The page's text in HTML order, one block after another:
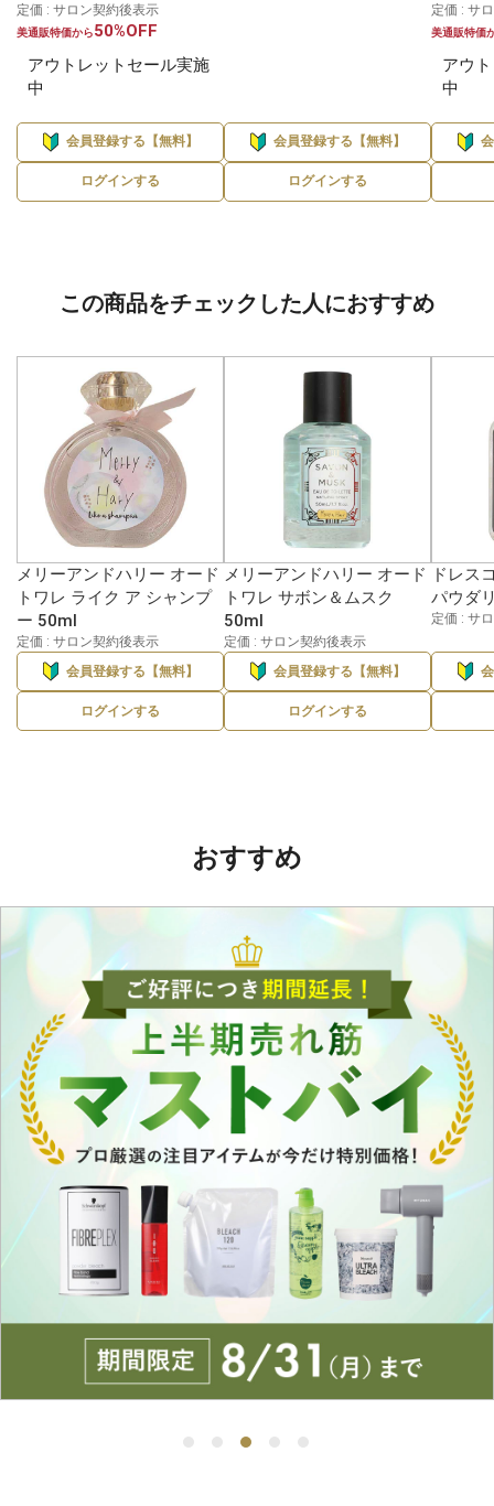
定価 : サロン契約後表示
美通販特価から50%OFF
アウトレットセール実施
中
会員登録する【無料】
ログインする
会員登録する【無料】
ログインする
定価 : サ
美通販特価
アウ
中
この商品をチェックした人におすすめ
メリーアンドハリー オード
トワレ ライク ア シャンプ
ー 50ml
定価 : サロン契約後表示
会員登録する【無料】
ログインする
メリーアンドハリー オード
トワレ サボン＆ムスク
50ml
定価 : サロン契約後表示
会員登録する【無料】
ログインする
ドレス
パウダ
定価 : サ
おすすめ